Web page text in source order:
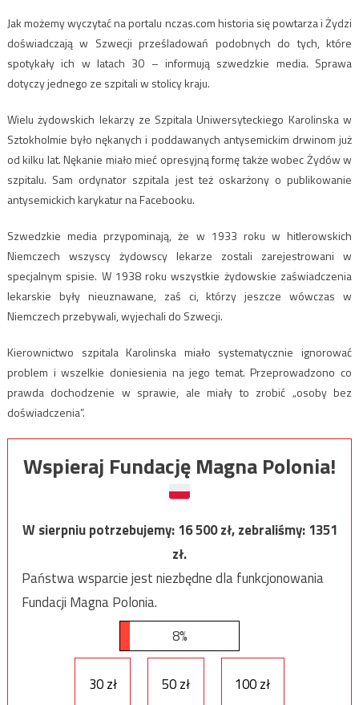
Jak możemy wyczytać na portalu nczas.com historia się powtarza i Żydzi
doświadczają w Szwecji prześladowań podobnych do tych, które
spotykały ich w latach 30 – informują szwedzkie media. Sprawa
dotyczy jednego ze szpitali w stolicy kraju.
Wielu żydowskich lekarzy ze Szpitala Uniwersyteckiego Karolinska w
Sztokholmie było nękanych i poddawanych antysemickim drwinom już
od kilku lat. Nękanie miało mieć opresyjną formę także wobec Żydów w
szpitalu. Sam ordynator szpitala jest też oskarżony o publikowanie
antysemickich karykatur na Facebooku.
Szwedzkie media przypominają, że w 1933 roku w hitlerowskich
Niemczech wszyscy żydowscy lekarze zostali zarejestrowani w
specjalnym spisie. W 1938 roku wszystkie żydowskie zaświadczenia
lekarskie były nieuznawane, zaś ci, którzy jeszcze wówczas w
Niemczech przebywali, wyjechali do Szwecji.
Kierownictwo szpitala Karolinska miało systematycznie ignorować
problem i wszelkie doniesienia na jego temat. Przeprowadzono co
prawda dochodzenie w sprawie, ale miały to zrobić „osoby bez
doświadczenia”.
Wspieraj Fundację Magna Polonia!
W sierpniu potrzebujemy:16 500zł, zebraliśmy:1351
zł.
Państwa wsparcie jest niezbędne dla funkcjonowania
Fundacji Magna Polonia.
8%
30 zł 50 zł 100 zł